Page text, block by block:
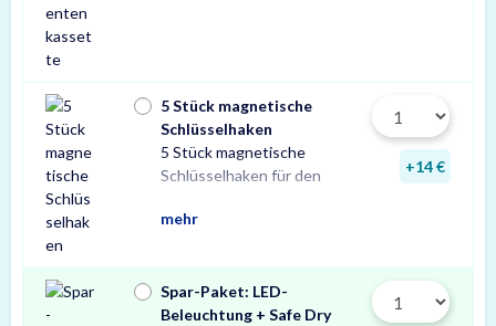
5 Stück magnetische
Schlüsselhaken
5 Stück magnetische
Schlüsselhaken für den
Innenraum Ihres Tresors.
Die einfache, praktische
und sichere Lösung zur
Aufbewahrung von
Schlüsseln in Ihrem
mehr
+14 €
Spar-Paket: LED-
Beleuchtung + Safe Dry